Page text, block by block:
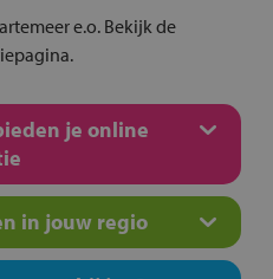
e.o. Bekijk de
je online
in jouw regio